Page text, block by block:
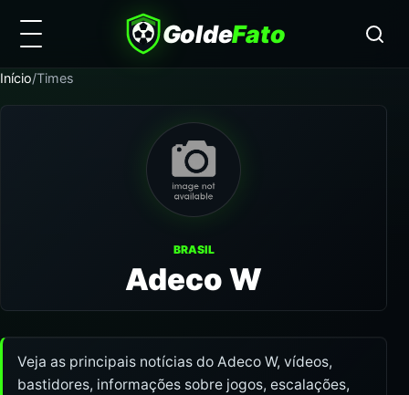
GoldeFato
Início/Times
BRASIL
Adeco W
Veja as principais notícias do Adeco W, vídeos,
bastidores, informações sobre jogos, escalações,